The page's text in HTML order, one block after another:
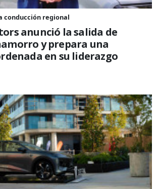
conducción regional
anunció la salida de
y prepara una
en su liderazgo